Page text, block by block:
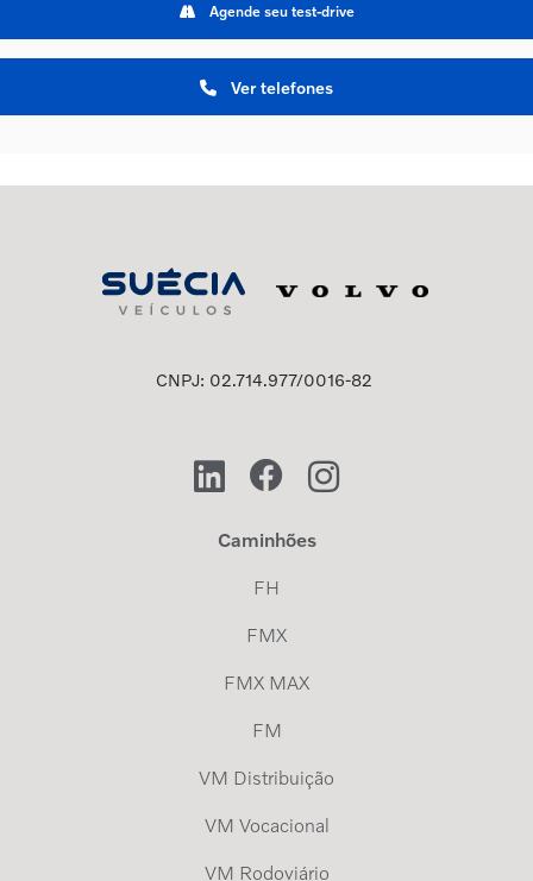
Ver telefones
Agende seu test-drive
CNPJ: 02.714.977/0016-82
Caminhões
FH
FMX
FMX MAX
FM
VM Distribuição
VM Vocacional
VM Rodoviário